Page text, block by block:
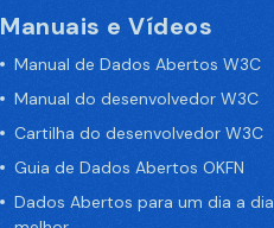
Manuais e Vídeos
Manual de Dados Abertos W3C
Manual do desenvolvedor W3C
Cartilha do desenvolvedor W3C
Guia de Dados Abertos OKFN
Dados Abertos para um dia a dia